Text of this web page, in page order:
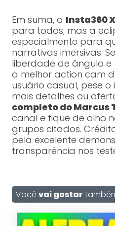
Em suma, a Insta360
para todos, mas a
especialmente para
narrativas imersivas.
liberdade de ângulo e
a melhor action cam
usuário casual, pese o
mais detalhes ou
completo do Marcus
canal e fique de olho
grupos citados.
pela excelente
transparência nos
Você vai gostar